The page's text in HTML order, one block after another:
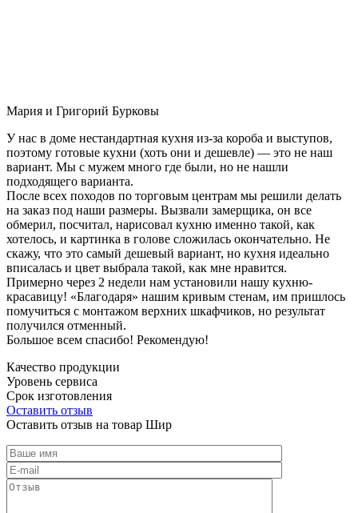
Мария и Григорий Бурковы
У нас в доме нестандартная кухня из-за короба и выступов,
поэтому готовые кухни (хоть они и дешевле) — это не наш
вариант. Мы с мужем много где были, но не нашли
подходящего варианта.
После всех походов по торговым центрам мы решили делать
на заказ под наши размеры. Вызвали замерщика, он все
обмерил, посчитал, нарисовал кухню именно такой, как
хотелось, и картинка в голове сложилась окончательно. Не
скажу, что это самый дешевый вариант, но кухня идеально
вписалась и цвет выбрала такой, как мне нравится.
Примерно через 2 недели нам установили нашу кухню-
красавицу! «Благодаря» нашим кривым стенам, им пришлось
помучиться с монтажом верхних шкафчиков, но результат
получился отменный.
Большое всем спасибо! Рекомендую!
Качество продукции
Уровень сервиса
Срок изготовления
Оставить отзыв
Оставить отзыв на товар Шир